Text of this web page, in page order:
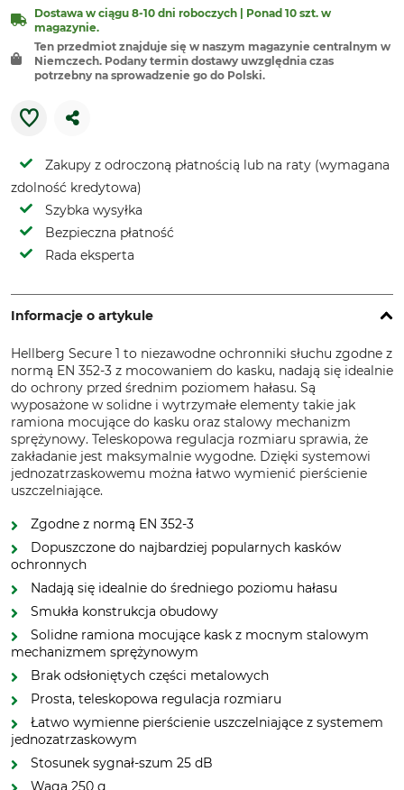
Dostawa w ciągu 8-10 dni roboczych | Ponad 10 szt. w
magazynie.
Ten przedmiot znajduje się w naszym magazynie centralnym w
Niemczech. Podany termin dostawy uwzględnia czas
potrzebny na sprowadzenie go do Polski.
Zakupy z odroczoną płatnością lub na raty (wymagana
zdolność kredytowa)
Szybka wysyłka
Bezpieczna płatność
Rada eksperta
Informacje o artykule
Hellberg Secure 1 to niezawodne ochronniki słuchu zgodne z
normą EN 352-3 z mocowaniem do kasku, nadają się idealnie
do ochrony przed średnim poziomem hałasu. Są
wyposażone w solidne i wytrzymałe elementy takie jak
ramiona mocujące do kasku oraz stalowy mechanizm
sprężynowy. Teleskopowa regulacja rozmiaru sprawia, że
zakładanie jest maksymalnie wygodne. Dzięki systemowi
jednozatrzaskowemu można łatwo wymienić pierścienie
uszczelniające.
Zgodne z normą EN 352-3
Dopuszczone do najbardziej popularnych kasków
ochronnych
Nadają się idealnie do średniego poziomu hałasu
Smukła konstrukcja obudowy
Solidne ramiona mocujące kask z mocnym stalowym
mechanizmem sprężynowym
Brak odsłoniętych części metalowych
Prosta, teleskopowa regulacja rozmiaru
Łatwo wymienne pierścienie uszczelniające z systemem
jednozatrzaskowym
Stosunek sygnał-szum 25 dB
Waga 250 g